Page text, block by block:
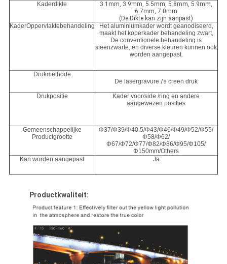
Kaderdikte
3.1mm, 3.9mm, 5.5mm, 5.8mm, 5.9mm,
6.7mm, 7.0mm
(De Dikte kan zijn aanpast)
KaderOppervlaktebehandeling
Het aluminiumkader wordt geanodiseerd,
maakt het koperkader behandeling zwart,
De conventionele behandeling is
steenzwarte, en diverse kleuren kunnen ook
worden aangepast.
Drukmethode
De lasergravure /screen druk
Drukpositie
Kader voor/side /ring en andere
aangewezen posities
Gemeenschappelijke
Productgrootte
Φ37/Φ39/Φ40.5/Φ43/Φ46/Φ49/Φ52/Φ55/
Φ58/Φ62/
Φ67/Φ72/Φ77/Φ82/Φ86/Φ95/Φ105/
Φ150mm/Others
Kan worden aangepast
Ja
Productkwaliteit: